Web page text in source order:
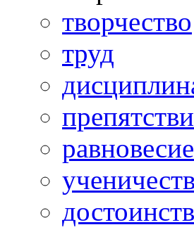
творчество
труд